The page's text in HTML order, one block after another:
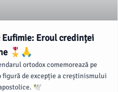
Eroul credinței
🎖️🙏
ortodox comemorează pe
de excepție a creștinismului
🕊️